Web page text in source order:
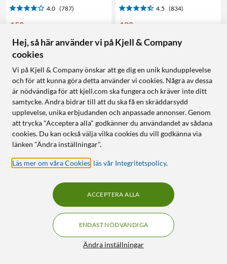
4.0 (787)
150
Mycket bra skick
Tydlig färgdisplay
Kan byggas ut med fler
sensorer
Online: 1 st
4.5 (834)
120
Nyskick Finns i flera varianter
Stöd för HDR, ARC och
ethernet
Online: 5+ st
OUTLET
HDMI-kabel med stöd för
38 OUTLET
Luxorparts
Apparatkabel C5 Svart 1,5
Hej, så här använder vi på Kjell & Company
cookies
Vi på Kjell & Company önskar att ge dig en unik kundupplevelse
och för att kunna göra detta använder vi cookies. Några av dessa
är nödvändiga för att kjell.com ska fungera och kräver inte ditt
samtycke. Andra bidrar till att du ska få en skräddarsydd
upplevelse, unika erbjudanden och anpassade annonser. Genom
att trycka "Acceptera alla" godkänner du användandet av sådana
cookies. Du kan också välja vilka cookies du vill godkänna via
länken "Ändra inställningar".
Läs mer om våra Cookies läs vår Integritetspolicy.
Ändra inställningar
ENDAST NÖDVÄNDIGA
ACCEPTERA ALLA